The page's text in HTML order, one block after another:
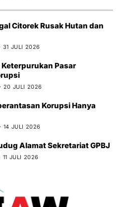
Citorek Rusak Hutan dan
31 JULI 2026
Pasar
20 JULI 2026
Korupsi Hanya
14 JULI 2026
Alamat Sekretariat GPBJ
11 JULI 2026